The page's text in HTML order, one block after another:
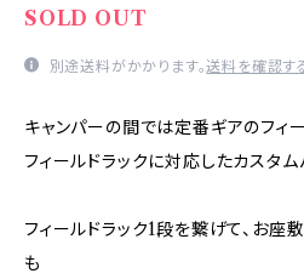
SOLD OUT
別途送料がかかります。送料を確認す
キャンパーの間では定番ギアのフィー
フィールドラックに対応したカスタム
フィールドラック1段を繋げて、お座
も